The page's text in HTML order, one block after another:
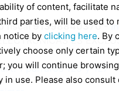
fiscal 91398840370 -
ES
1 párrafos 125 y 127
of content, facilitate
parties, will be used to
notice by clicking here. By
choose only certain
you will continue
use. Please also consult